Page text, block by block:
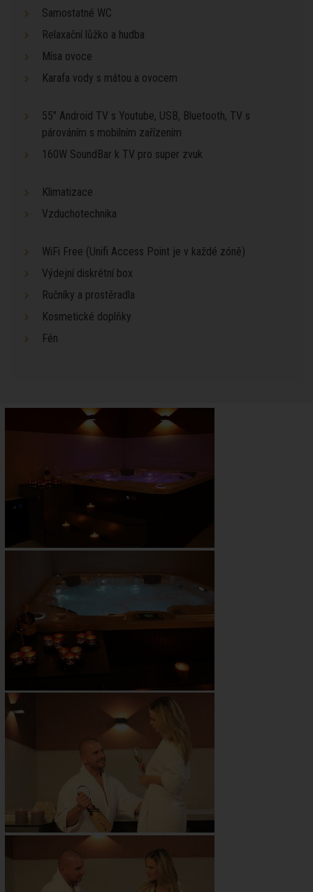
Samostatné WC
Relaxační lůžko a hudba
Mísa ovoce
Karafa vody s mátou a ovocem
55" Android TV s Youtube, USB, Bluetooth, TV s
párováním s mobilním zařízením
160W SoundBar k TV pro super zvuk
Klimatizace
Vzduchotechnika
WiFi Free (Unifi Access Point je v každé zóně)
Výdejní diskrétní box
Ručníky a prostěradla
Kosmetické doplňky
Fén